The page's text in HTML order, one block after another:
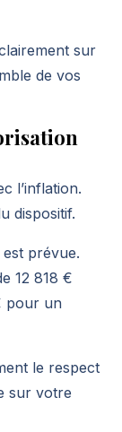
sur
de vos
l’inflation.
dispositif.
prévue.
12 818 €
pour un
le respect
sur votre